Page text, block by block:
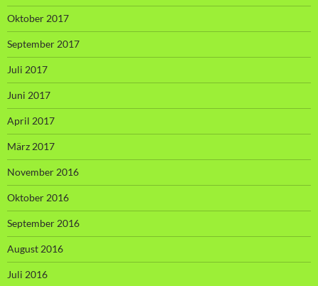
Oktober 2017
September 2017
Juli 2017
Juni 2017
April 2017
März 2017
November 2016
Oktober 2016
September 2016
August 2016
Juli 2016